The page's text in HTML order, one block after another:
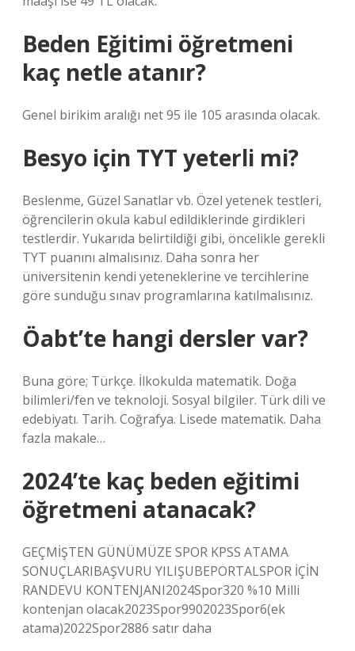
Beden Eğitimi öğretmeni
kaç netle atanır?
Genel birikim aralığı net 95 ile 105 arasında olacak.
Besyo için TYT yeterli mi?
Beslenme, Güzel Sanatlar vb. Özel yetenek testleri,
öğrencilerin okula kabul edildiklerinde girdikleri
testlerdir. Yukarıda belirtildiği gibi, öncelikle gerekli
TYT puanını almalısınız. Daha sonra her
üniversitenin kendi yeteneklerine ve tercihlerine
göre sunduğu sınav programlarına katılmalısınız.
Öabt’te hangi dersler var?
Buna göre; Türkçe. İlkokulda matematik. Doğa
bilimleri/fen ve teknoloji. Sosyal bilgiler. Türk dili ve
edebiyatı. Tarih. Coğrafya. Lisede matematik. Daha
fazla makale…
2024’te kaç beden eğitimi
öğretmeni atanacak?
GEÇMİŞTEN GÜNÜMÜZE SPOR KPSS ATAMA
SONUÇLARIBAŞVURU YILIŞUBEPORTALSPOR İÇİN
RANDEVU KONTENJANI2024Spor320 %10 Milli
kontenjan olacak2023Spor9902023Spor6(ek
atama)2022Spor2886 satır daha